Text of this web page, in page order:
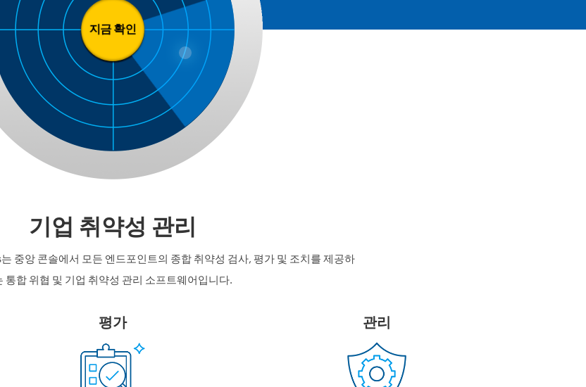
지금 확인
기업 취약성 관리
중앙 콘솔에서 모든 엔드포인트의 종합 취약성 검사, 평가 및 조치를 제공하
통합 위협 및 기업 취약성 관리 소프트웨어입니다.
평가 관리